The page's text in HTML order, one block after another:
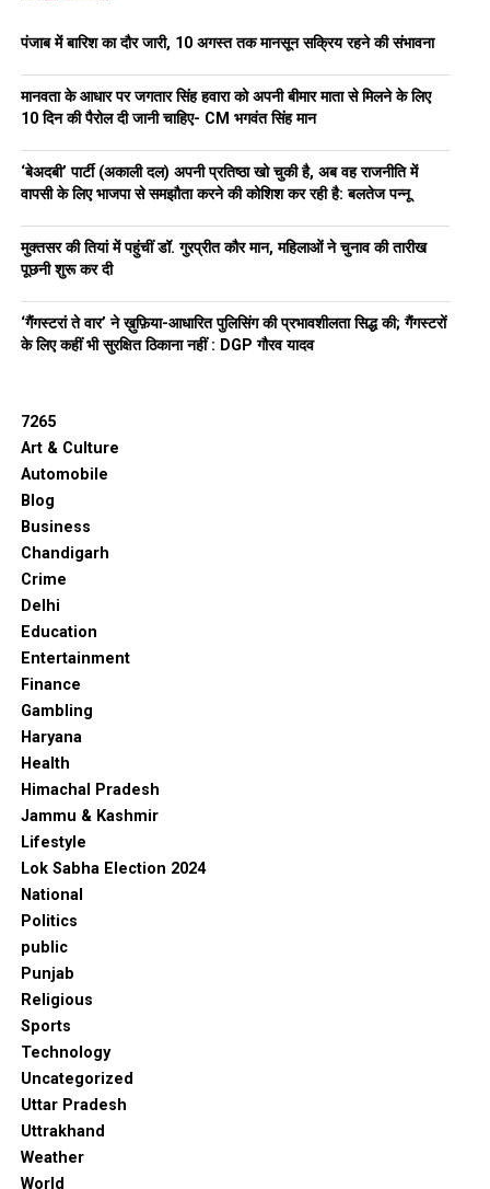
पंजाब में बारिश का दौर जारी, 10 अगस्त तक मानसून सक्रिय रहने की संभावना
मानवता के आधार पर जगतार सिंह हवारा को अपनी बीमार माता से मिलने के लिए
10 दिन की पैरोल दी जानी चाहिए- CM भगवंत सिंह मान
‘बेअदबी’ पार्टी (अकाली दल) अपनी प्रतिष्ठा खो चुकी है, अब वह राजनीति में
वापसी के लिए भाजपा से समझौता करने की कोशिश कर रही है: बलतेज पन्नू
मुक्तसर की तियां में पहुंचीं डॉ. गुरप्रीत कौर मान, महिलाओं ने चुनाव की तारीख
पूछनी शुरू कर दी
‘गैंगस्टरां ते वार’ ने ख़ुफ़िया-आधारित पुलिसिंग की प्रभावशीलता सिद्ध की; गैंगस्टरों
के लिए कहीं भी सुरक्षित ठिकाना नहीं : DGP गौरव यादव
7265
Art & Culture
Automobile
Blog
Business
Chandigarh
Crime
Delhi
Education
Entertainment
Finance
Gambling
Haryana
Health
Himachal Pradesh
Jammu & Kashmir
Lifestyle
Lok Sabha Election 2024
National
Politics
public
Punjab
Religious
Sports
Technology
Uncategorized
Uttar Pradesh
Uttrakhand
Weather
World